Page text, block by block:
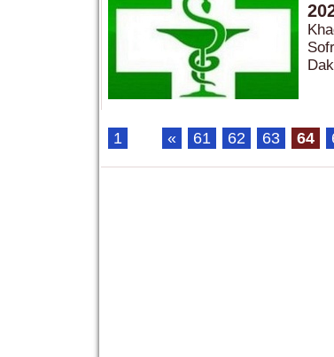
1 « 61 62 63 64